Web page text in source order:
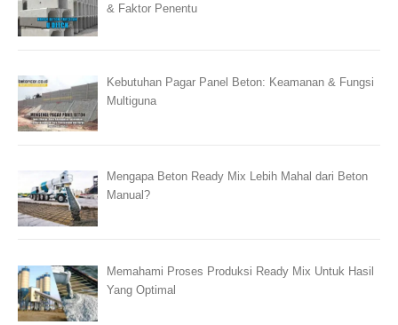
& Faktor Penentu
Kebutuhan Pagar Panel Beton: Keamanan & Fungsi
Multiguna
Mengapa Beton Ready Mix Lebih Mahal dari Beton
Manual?
Memahami Proses Produksi Ready Mix Untuk Hasil
Yang Optimal